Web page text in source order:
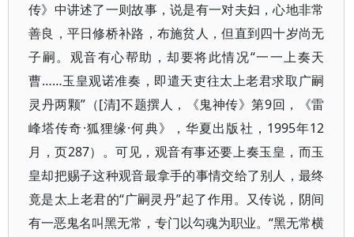
传》中讲述了一则故事，说是有一对夫妇，心地非常
善良，平日修桥补路，布施贫人，但直到四十岁尚无
子嗣。观音有心帮助，却要将此情况“一一上奏天
曹……玉皇观诺准奏，即遣天吏往太上老君求取广嗣
灵丹两颗”（[清]不题撰人，《鬼神传》第9回，《雷
峰塔传奇·狐狸缘·何典》，华夏出版社，1995年12
月，页287）。可见，观音有事还要上奏玉皇，而玉
皇却把赐子这种观音最拿手的事情交给了别人，最终
竟是太上老君的“广嗣灵丹”起了作用。又传说，阴间
有一恶鬼名叫黑无常，专门以勾魂为职业。“黑无常横